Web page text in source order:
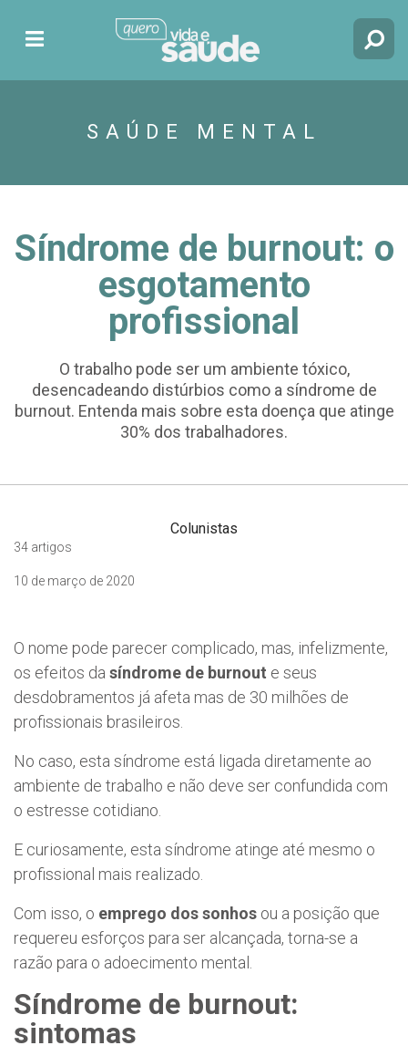
SAÚDE MENTAL
Síndrome de burnout: o
esgotamento
profissional
O trabalho pode ser um ambiente tóxico,
desencadeando distúrbios como a síndrome de
burnout. Entenda mais sobre esta doença que atinge
30% dos trabalhadores.
Colunistas
34 artigos
10 de março de 2020
O nome pode parecer complicado, mas, infelizmente,
os efeitos da síndrome de burnout e seus
desdobramentos já afeta mas de 30 milhões de
profissionais brasileiros.
No caso, esta síndrome está ligada diretamente ao
ambiente de trabalho e não deve ser confundida com
o estresse cotidiano.
E curiosamente, esta síndrome atinge até mesmo o
profissional mais realizado.
Com isso, o emprego dos sonhos ou a posição que
requereu esforços para ser alcançada, torna-se a
razão para o adoecimento mental.
Síndrome de burnout:
sintomas